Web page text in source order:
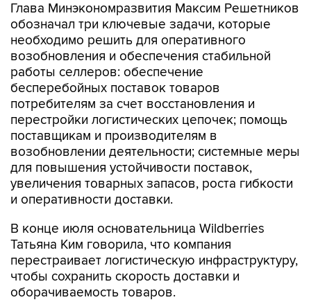
Глава Минэкономразвития Максим Решетников
обозначал три ключевые задачи, которые
необходимо решить для оперативного
возобновления и обеспечения стабильной
работы селлеров: обеспечение
бесперебойных поставок товаров
потребителям за счет восстановления и
перестройки логистических цепочек; помощь
поставщикам и производителям в
возобновлении деятельности; системные меры
для повышения устойчивости поставок,
увеличения товарных запасов, роста гибкости
и оперативности доставки.
В конце июля основательница Wildberries
Татьяна Ким говорила, что компания
перестраивает логистическую инфраструктуру,
чтобы сохранить скорость доставки и
оборачиваемость товаров.